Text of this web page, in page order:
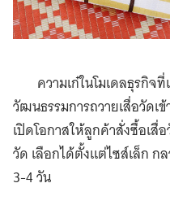
ความเก๋ในโมเดลธุรกิจ
วัฒนธรรมการถวายเสื่อวัดเ
เปิดโอกาสให้ลูกค้าสั่งซื้อเ
วัด เลือกได้ตั้งแต่ไซส์เล็ก ก
3-4 วัน